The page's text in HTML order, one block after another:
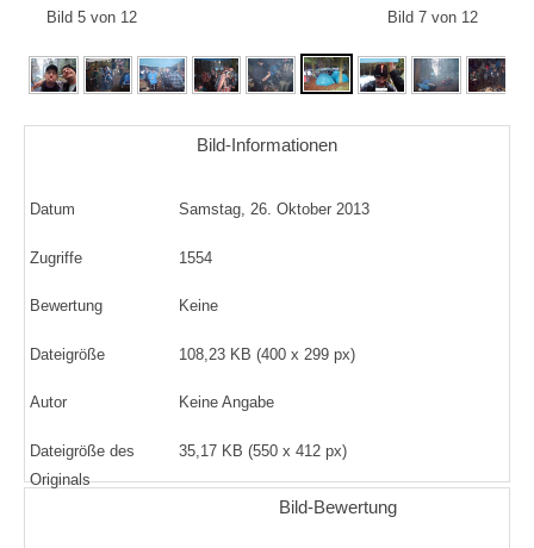
Bild 5 von 12
Bild 7 von 12
Bild-Informationen
Datum Samstag, 26. Oktober 2013
Zugriffe 1554
Bewertung Keine
Dateigröße 108,23 KB (400 x 299 px)
Autor Keine Angabe
Dateigröße des
Originals
35,17 KB (550 x 412 px)
Bild-Bewertung